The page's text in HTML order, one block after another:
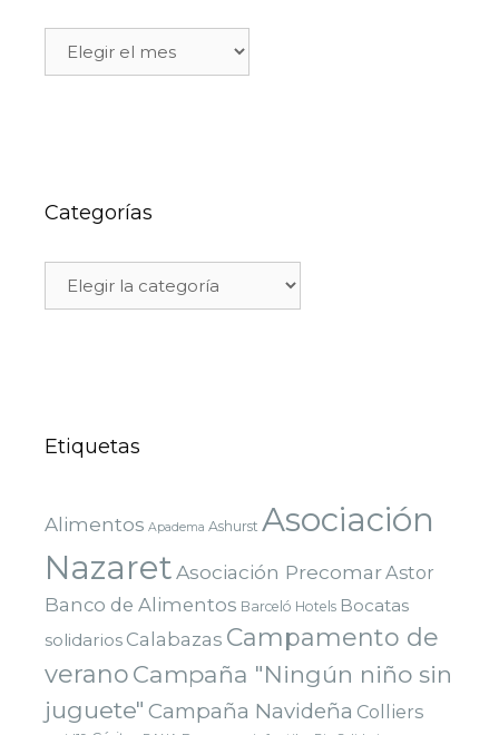
Categorías
Etiquetas
Alimentos Apadema Ashurst Asociación
NazaretAsociación PrecomarAstor
Banco de Alimentos Barceló Hotels Bocatas
solidarios Calabazas Campamento de
verano Campaña "Ningún niño sin
juguete" Campaña Navideña Colliers